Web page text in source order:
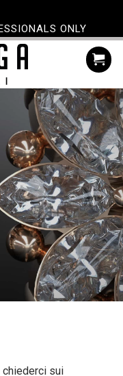
ONLY
chiederci sui